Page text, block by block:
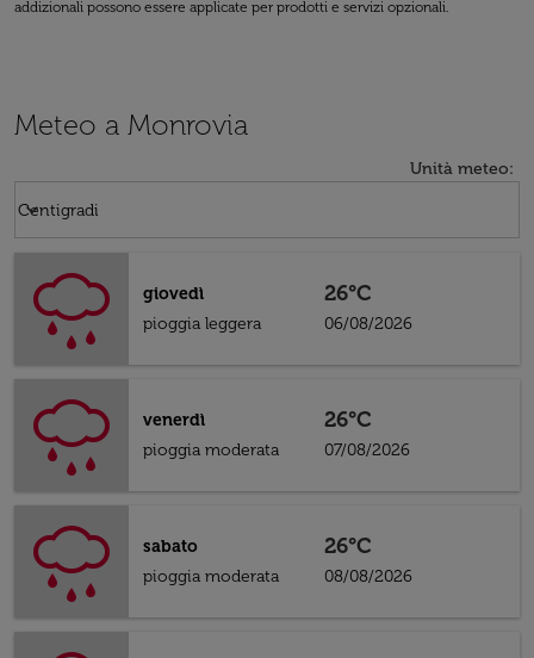
addizionali possono essere applicate per prodotti e servizi opzionali.
Meteo a Monrovia
Unità meteo:
Centigradi
keyboard_arrow_down
giovedì
pioggia leggera
26°C
06/08/2026
venerdì
pioggia moderata
26°C
07/08/2026
sabato
pioggia moderata
26°C
08/08/2026